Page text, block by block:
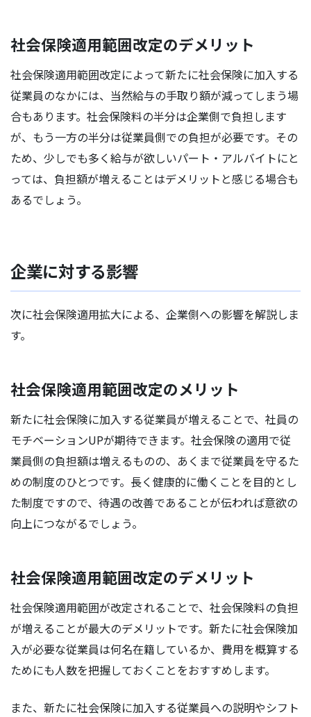
社会保険適用範囲改定のデメリット
社会保険適用範囲改定によって新たに社会保険に加入する
従業員のなかには、当然給与の手取り額が減ってしまう場
合もあります。社会保険料の半分は企業側で負担します
が、もう一方の半分は従業員側での負担が必要です。その
ため、少しでも多く給与が欲しいパート・アルバイトにと
っては、負担額が増えることはデメリットと感じる場合も
あるでしょう。
企業に対する影響
次に社会保険適用拡大による、企業側への影響を解説しま
す。
社会保険適用範囲改定のメリット
新たに社会保険に加入する従業員が増えることで、社員の
モチベーションUPが期待できます。社会保険の適用で従
業員側の負担額は増えるものの、あくまで従業員を守るた
めの制度のひとつです。長く健康的に働くことを目的とし
た制度ですので、待遇の改善であることが伝われば意欲の
向上につながるでしょう。
社会保険適用範囲改定のデメリット
社会保険適用範囲が改定されることで、社会保険料の負担
が増えることが最大のデメリットです。新たに社会保険加
入が必要な従業員は何名在籍しているか、費用を概算する
ためにも人数を把握しておくことをおすすめします。
また、新たに社会保険に加入する従業員への説明やシフト